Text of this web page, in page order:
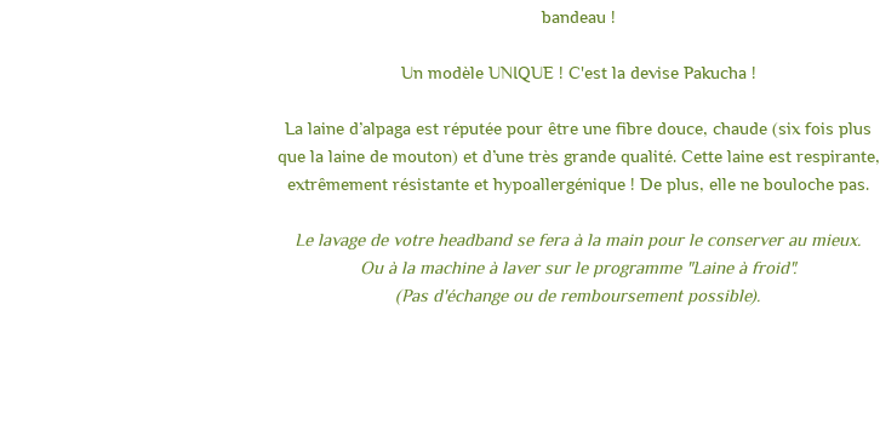
bandeau !
Un modèle UNIQUE ! C'est la devise Pakucha !
La laine d’alpaga est réputée pour être une fibre douce, chaude (six fois plus
que la laine de mouton) et d’une très grande qualité. Cette laine est respirante,
extrêmement résistante et hypoallergénique ! De plus, elle ne bouloche pas.
Le lavage de votre headband se fera à la main pour le conserver au mieux.
Ou à la machine à laver sur le programme "Laine à froid".
(Pas d'échange ou de remboursement possible).